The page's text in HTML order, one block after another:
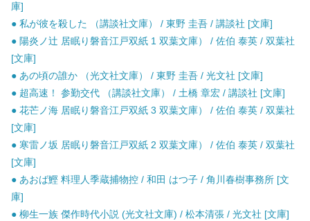
庫]
● 私が彼を殺した （講談社文庫） / 東野 圭吾 / 講談社 [文庫]
● 陽炎ノ辻 居眠り磐音江戸双紙 1 双葉文庫） / 佐伯 泰英 / 双葉社
[文庫]
● あの頃の誰か （光文社文庫） / 東野 圭吾 / 光文社 [文庫]
● 超高速！ 参勤交代 （講談社文庫） / 土橋 章宏 / 講談社 [文庫]
● 花芒ノ海 居眠り磐音江戸双紙 3 双葉文庫） / 佐伯 泰英 / 双葉社
[文庫]
● 寒雷ノ坂 居眠り磐音江戸双紙 2 双葉文庫） / 佐伯 泰英 / 双葉社
[文庫]
● あおば鰹 料理人季蔵捕物控 / 和田 はつ子 / 角川春樹事務所 [文
庫]
● 柳生一族 傑作時代小説 (光文社文庫) / 松本清張 / 光文社 [文庫]